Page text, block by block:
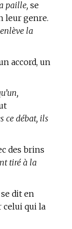
paille, se
leur genre.
la
accord, un
ce débat, ils
des brins
tiré à la
se dit en
celui qui la